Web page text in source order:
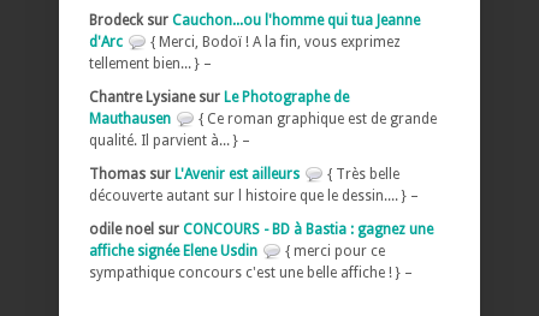
Brodeck sur Cauchon...ou l'homme qui tua Jeanne
d'Arc
{ Merci, Bodoï ! A la fin, vous exprimez
tellement bien... } –
Chantre Lysiane sur Le Photographe de
Mauthausen
{ Ce roman graphique est de grande
qualité. Il parvient à... } –
Thomas sur L'Avenir est ailleurs
{ Très belle
découverte autant sur l histoire que le dessin.... } –
odile noel sur CONCOURS - BD à Bastia : gagnez une
affiche signée Elene Usdin
{ merci pour ce
sympathique concours c'est une belle affiche ! } –